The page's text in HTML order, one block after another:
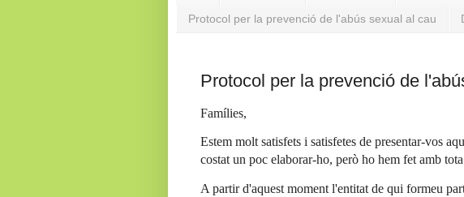
Protocol per la prevenció de l'abús sexual al cau
Protocol per la prevenció de
Famílies,
Estem molt satisfets i satisfetes de presentar-vos
costat un poc elaborar-ho, però ho hem fet amb
A partir d'aquest moment l'entitat de qui formeu